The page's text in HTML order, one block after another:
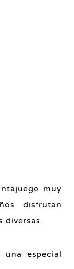
muy
disfrutan
diversas.
una especial